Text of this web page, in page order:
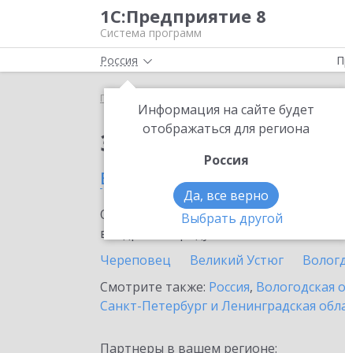
1С:Предприятие 8
Система программ
Россия
Информация на сайте будет
отображаться для региона
Россия
Да, все верно
Выбрать другой
Главная 1С:Универсальное
Заказать
в Соколе
Ознакомьтесь с информационными
внедрение продукта.
Череповец
Великий Устюг
Смотрите также: Россия, Вологодская
Санкт-Петербург и Ленинградская
Партнеры в вашем регионе: